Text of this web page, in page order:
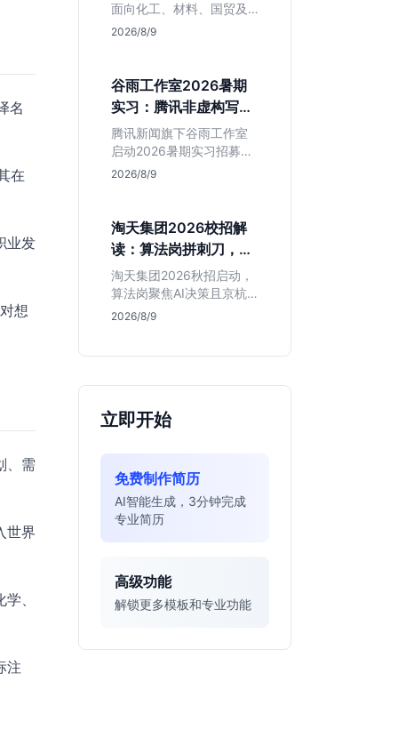
名
在
业发
想
、需
世界
、
注
面向化工、材料、国贸及
金融专业。提供六险一金
本文解读岗位需求与福利
含金量，帮应届生快速判
断投递价值。
2026/8/9
谷雨工作室2026暑期
实习：腾讯非虚构写作
平台，仅限新闻社会学
专业
腾讯新闻旗下谷雨工作室
启动2026暑期实习招募。
本次招聘门槛明确，仅限
的头部团队，该岗位提供
独立发稿机会与高含金量
行业背书，但转正名额紧
缩，适合追求深度报道的
垂直领域人才。
2026/8/9
淘天集团2026校招解
读：算法岗拼刺刀，运
营岗限杭州，这两类人
慎投
淘天集团2026秋招启动，
算法岗聚焦AI决策且京杭
双城开放，运营岗仅限杭
值得投递。
2026/8/9
立即开始
免费制作简历
AI智能生成，3分钟完成
专业简历
高级功能
解锁更多模板和专业功能